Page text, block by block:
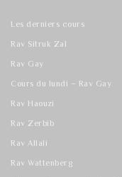
Les derniers cours
Rav Sitruk Zal
Rav Gay
Cours du lundi – Rav Gay
Rav Haouzi
Rav Zerbib
Rav Allali
Rav Wattenberg